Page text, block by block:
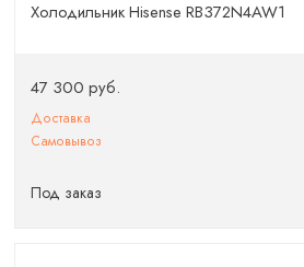
Холодильник Hisense RB372N4AW1
47 300 руб.
Доставка
Самовывоз
Под заказ